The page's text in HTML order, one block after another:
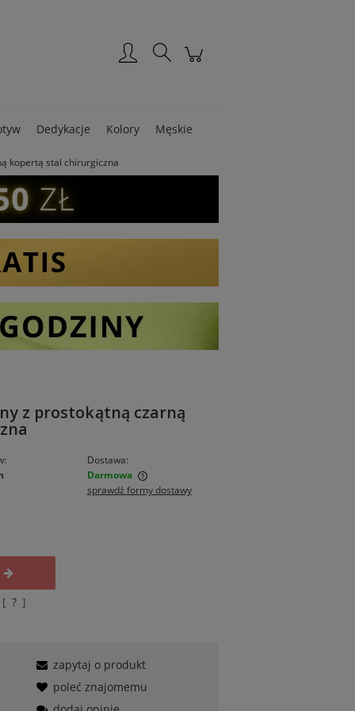
Dedykacje Kolory Męskie
kopertą stal chirurgiczna
z prostokątną czarną
Dostawa:
Darmowa
sprawdź formy dostawy
? ]
zapytaj o produkt
poleć znajomemu